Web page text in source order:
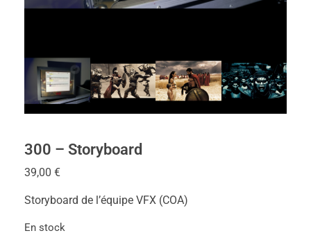
300 – Storyboard
39,00 €
Storyboard de l’équipe VFX (COA)
En stock